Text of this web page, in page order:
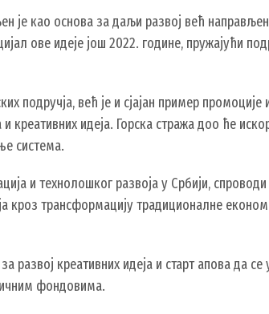
као основа за даљи развој већ
ове идеје још 2022. године, пружајући
подручја, већ је и сјајан пример
креативних идеја. Горска стража доо ће
система.
и технолошког развоја у Србији,
кроз трансформацију традиционалне
развој креативних идеја и старт апова да
фондовима.